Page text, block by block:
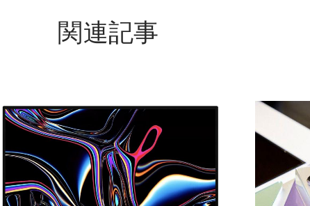
関連記事